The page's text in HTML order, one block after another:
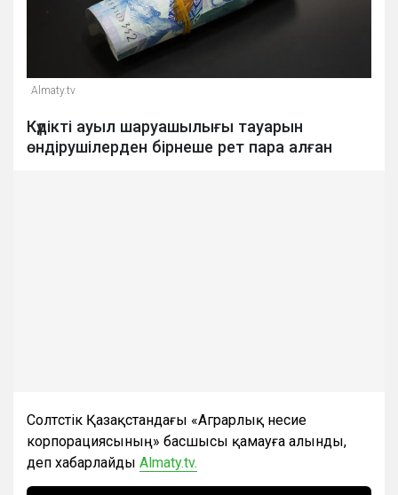
Almaty.tv
Күдікті ауыл шаруашылығы тауарын
өндірушілерден бірнеше рет пара алған
Солтүстік Қазақстандағы «Аграрлық несие
корпорациясының» басшысы қамауға алынды,
деп хабарлайды Almaty.tv.